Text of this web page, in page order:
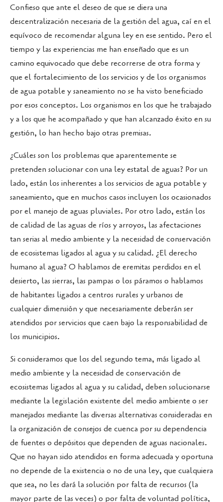
Confieso que ante el deseo de que se diera una
descentralización necesaria de la gestión del agua, caí en el
equívoco de recomendar alguna ley en ese sentido. Pero el
tiempo y las experiencias me han enseñado que es un
camino equivocado que debe recorrerse de otra forma y
que el fortalecimiento de los servicios y de los organismos
de agua potable y saneamiento no se ha visto beneficiado
por esos conceptos. Los organismos en los que he trabajado
y a los que he acompañado y que han alcanzado éxito en su
gestión, lo han hecho bajo otras premisas.
¿Cuáles son los problemas que aparentemente se
pretenden solucionar con una ley estatal de aguas? Por un
lado, están los inherentes a los servicios de agua potable y
saneamiento, que en muchos casos incluyen los ocasionados
por el manejo de aguas pluviales. Por otro lado, están los
de calidad de las aguas de ríos y arroyos, las afectaciones
tan serias al medio ambiente y la necesidad de conservación
de ecosistemas ligados al agua y su calidad. ¿El derecho
humano al agua? O hablamos de eremitas perdidos en el
desierto, las sierras, las pampas o los páramos o hablamos
de habitantes ligados a centros rurales y urbanos de
cualquier dimensión y que necesariamente deberán ser
atendidos por servicios que caen bajo la responsabilidad de
los municipios.
Si consideramos que los del segundo tema, más ligado al
medio ambiente y la necesidad de conservación de
ecosistemas ligados al agua y su calidad, deben solucionarse
mediante la legislación existente del medio ambiente o ser
manejados mediante las diversas alternativas consideradas en
la organización de consejos de cuenca por su dependencia
de fuentes o depósitos que dependen de aguas nacionales.
Que no hayan sido atendidos en forma adecuada y oportuna
no depende de la existencia o no de una ley, que cualquiera
que sea, no les dará la solución por falta de recursos (la
mayor parte de las veces) o por falta de voluntad política,